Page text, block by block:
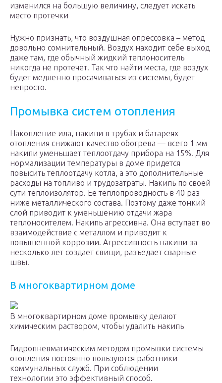
изменился на большую величину, следует искать
место протечки
Нужно признать, что воздушная опрессовка – метод
довольно сомнительный. Воздух находит себе выход
даже там, где обычный жидкий теплоноситель
никогда не протечёт. Так что найти места, где воздух
будет медленно просачиваться из системы, будет
непросто.
Промывка систем отопления
Накопление ила, накипи в трубах и батареях
отопления снижают качество обогрева — всего 1 мм
накипи уменьшает теплоотдачу прибора на 15%. Для
нормализации температуры в доме придется
повысить теплоотдачу котла, а это дополнительные
расходы на топливо и трудозатраты. Накипь по своей
сути теплоизолятор. Ее теплопроводность в 40 раз
ниже металлического состава. Поэтому даже тонкий
слой приводит к уменьшению отдачи жара
теплоносителем. Накипь агрессивна. Она вступает во
взаимодействие с металлом и приводит к
повышенной коррозии. Агрессивность накипи за
несколько лет создает свищи, разъедает сварные
швы.
В многоквартирном доме
В многоквартирном доме промывку делают
химическим раствором, чтобы удалить накипь
Гидропневматическим методом промывки системы
отопления постоянно пользуются работники
коммунальных служб. При соблюдении
технологии это эффективный способ.